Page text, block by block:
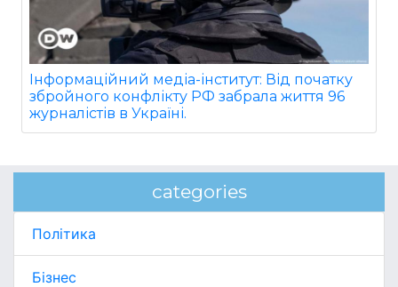
Інформаційний медіа-інститут: Від початку
збройного конфлікту РФ забрала життя 96
журналістів в Україні.
categories
Політика
Бізнес